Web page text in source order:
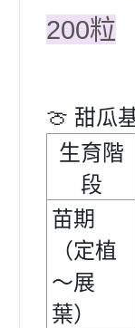
200粒
🍈 甜瓜
生育階
段
苗期
（定植
～展
葉）